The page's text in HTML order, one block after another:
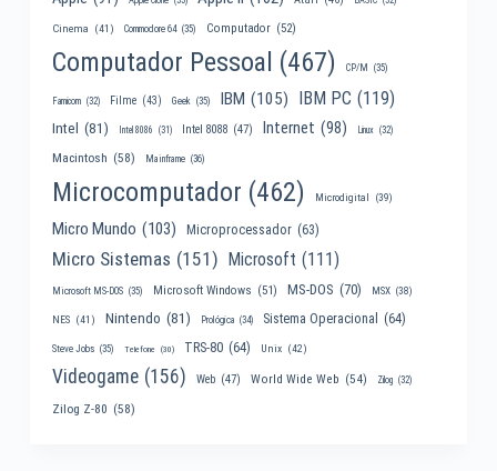
Cinema (41) Commodore 64 (35) Computador (52)
Computador Pessoal (467) CP/M (35)
Famicom (32) Filme (43) Geek (35) IBM (105) IBM PC (119)
Intel (81) Intel 8086 (31) Intel 8088 (47) Internet (98) Linux (32)
Macintosh (58) Mainframe (36)
Microcomputador (462) Microdigital (39)
Micro Mundo (103) Microprocessador (63)
Micro Sistemas (151) Microsoft (111)
Microsoft MS-DOS (35) Microsoft Windows (51) MS-DOS (70) MSX (38)
NES (41) Nintendo (81) Prológica (34) Sistema Operacional (64)
Steve Jobs (35) Telefone (30) TRS-80 (64) Unix (42)
Videogame (156) Web (47) World Wide Web (54) Zilog (32)
Zilog Z-80 (58)